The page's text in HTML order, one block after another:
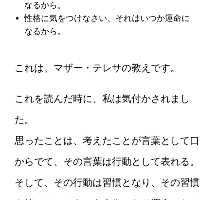
なるから。
性格に気をつけなさい、それはいつか運命に
なるから。
これは、マザー・テレサの教えです。
これを読んだ時に、私は気付かされまし
た。
思ったことは、考えたことが言葉として口
からでて、その言葉は行動として表れる。
そして、その行動は習慣となり、その習慣